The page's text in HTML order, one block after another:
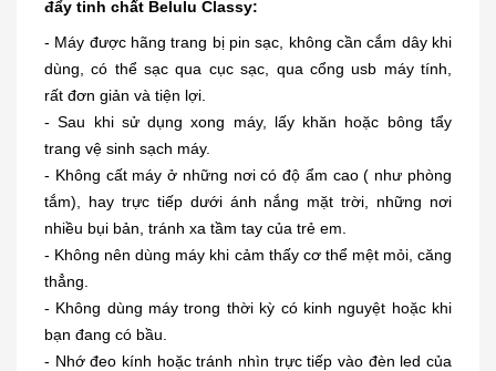
đẩy tinh chất Belulu Classy:
- Máy được hãng trang bị pin sạc, không cần cắm dây khi
dùng, có thể sạc qua cục sạc, qua cổng usb máy tính,
rất đơn giản và tiện lợi.
- Sau khi sử dụng xong máy, lấy khăn hoặc bông tẩy
trang vệ sinh sạch máy.
- Không cất máy ở những nơi có độ ẩm cao ( như phòng
tắm), hay trực tiếp dưới ánh nắng mặt trời, những nơi
nhiều bụi bản, tránh xa tầm tay của trẻ em.
- Không nên dùng máy khi cảm thấy cơ thể mệt mỏi, căng
thẳng.
- Không dùng máy trong thời kỳ có kinh nguyệt hoặc khi
bạn đang có bầu.
- Nhớ đeo kính hoặc tránh nhìn trực tiếp vào đèn led của